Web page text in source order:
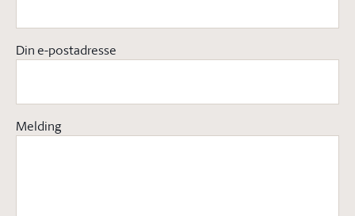
Din e-postadresse
Melding